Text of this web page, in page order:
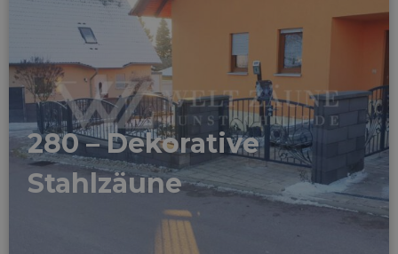
280 – Dekorative
Stahlzäune